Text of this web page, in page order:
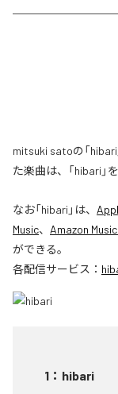
mitsuki satoの「
た楽曲は、「hibari」
なお「hibari 」は、
Music、 Amazon
ができる。
各配信サービス：
1 ： hibari